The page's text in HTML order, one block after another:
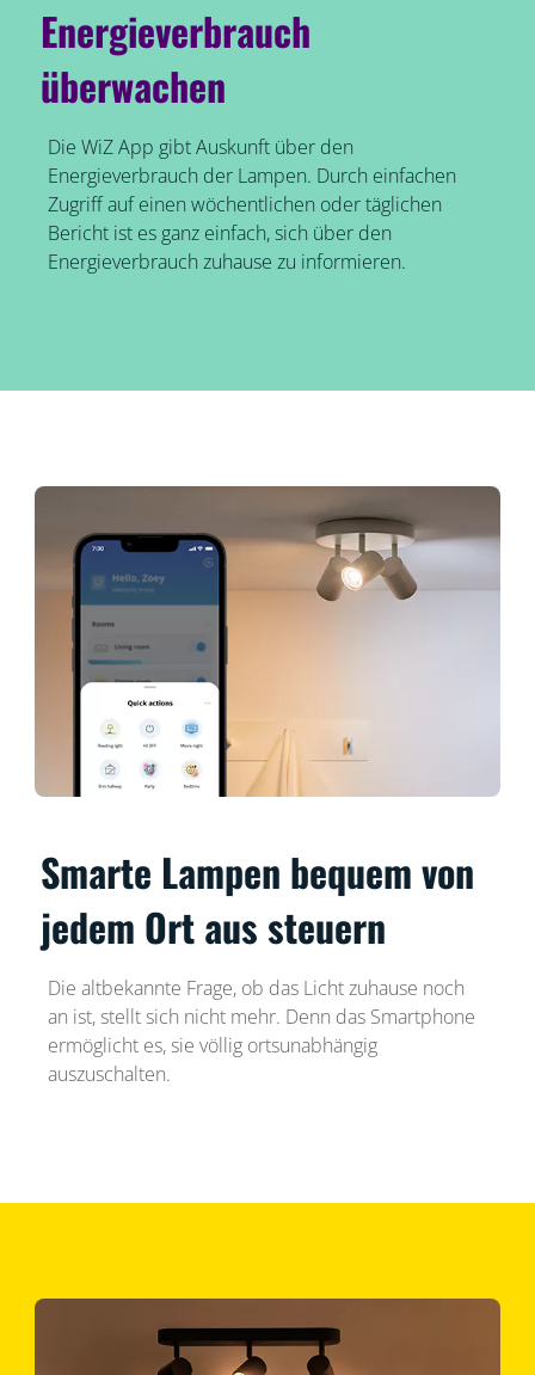
Energieverbrauch
überwachen
Die WiZ App gibt Auskunft über den
Energieverbrauch der Lampen. Durch einfachen
Zugriff auf einen wöchentlichen oder täglichen
Bericht ist es ganz einfach, sich über den
Energieverbrauch zuhause zu informieren.
Smarte Lampen bequem von
jedem Ort aus steuern
Die altbekannte Frage, ob das Licht zuhause noch
an ist, stellt sich nicht mehr. Denn das Smartphone
ermöglicht es, sie völlig ortsunabhängig
auszuschalten.